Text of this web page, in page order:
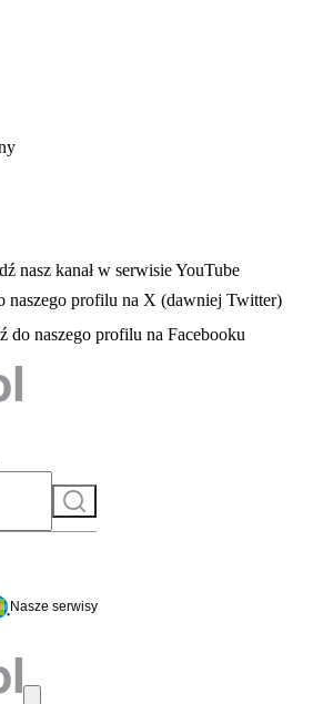
w nowej karcie
się w nowej karcie
nasz kanał w serwisie YouTube
karcie
naszego profilu na X (dawniej Twitter)
się w nowej karcie
do naszego profilu na Facebooku
Szukaj
do serwisu
Nasze serwisy